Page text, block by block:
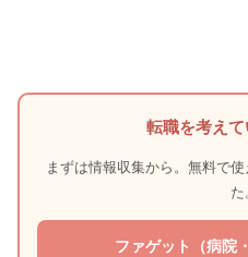
転職を考え
まずは情報収集から。無料で
た
ファゲット（病院